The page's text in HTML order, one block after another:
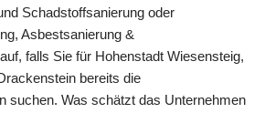
Schadstoffsanierung oder
Asbestsanierung &
falls Sie für Hohenstadt Wiesensteig,
bereits die
suchen. Was schätzt das Unternehmen